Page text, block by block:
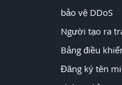
bảo vệ DDoS
Người tạo ra
Bảng điều
Đăng ký tên